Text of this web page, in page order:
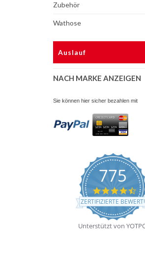
Zubehör
Wathose
Auslauf
NACH MARKE ANZEIGEN
Sie können hier sicher bezahlen mit
775
ZERTIFIZIERTE
Unterstützt von